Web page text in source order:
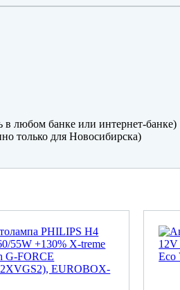
любом банке или интернет-банке)
только для Новосибирска)